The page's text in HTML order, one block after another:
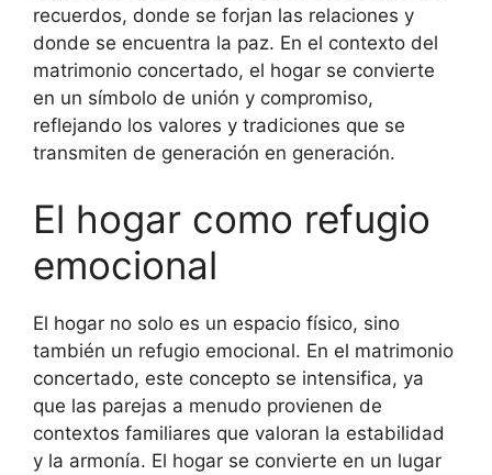
recuerdos, donde se forjan las relaciones y
donde se encuentra la paz. En el contexto del
matrimonio concertado, el hogar se convierte
en un símbolo de unión y compromiso,
reflejando los valores y tradiciones que se
transmiten de generación en generación.
El hogar como refugio
emocional
El hogar no solo es un espacio físico, sino
también un refugio emocional. En el matrimonio
concertado, este concepto se intensifica, ya
que las parejas a menudo provienen de
contextos familiares que valoran la estabilidad
y la armonía. El hogar se convierte en un lugar